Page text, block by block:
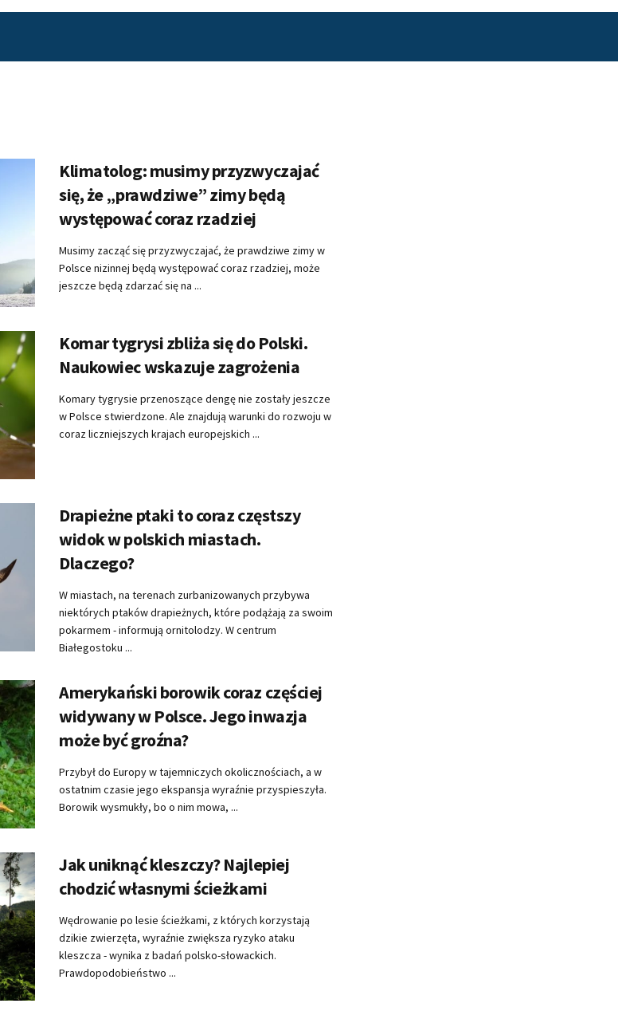
Klimatolog: musimy przyzwyczajać
się, że „prawdziwe” zimy będą
występować coraz rzadziej
Musimy zacząć się przyzwyczajać, że prawdziwe zimy w
Polsce nizinnej będą występować coraz rzadziej, może
jeszcze będą zdarzać się na ...
Komar tygrysi zbliża się do Polski.
Naukowiec wskazuje zagrożenia
Komary tygrysie przenoszące dengę nie zostały jeszcze
w Polsce stwierdzone. Ale znajdują warunki do rozwoju w
coraz liczniejszych krajach europejskich ...
Drapieżne ptaki to coraz częstszy
widok w polskich miastach.
Dlaczego?
W miastach, na terenach zurbanizowanych przybywa
niektórych ptaków drapieżnych, które podążają za swoim
pokarmem - informują ornitolodzy. W centrum
Białegostoku ...
Amerykański borowik coraz częściej
widywany w Polsce. Jego inwazja
może być groźna?
Przybył do Europy w tajemniczych okolicznościach, a w
ostatnim czasie jego ekspansja wyraźnie przyspieszyła.
Borowik wysmukły, bo o nim mowa, ...
Jak uniknąć kleszczy? Najlepiej
chodzić własnymi ścieżkami
Wędrowanie po lesie ścieżkami, z których korzystają
dzikie zwierzęta, wyraźnie zwiększa ryzyko ataku
kleszcza - wynika z badań polsko-słowackich.
Prawdopodobieństwo ...